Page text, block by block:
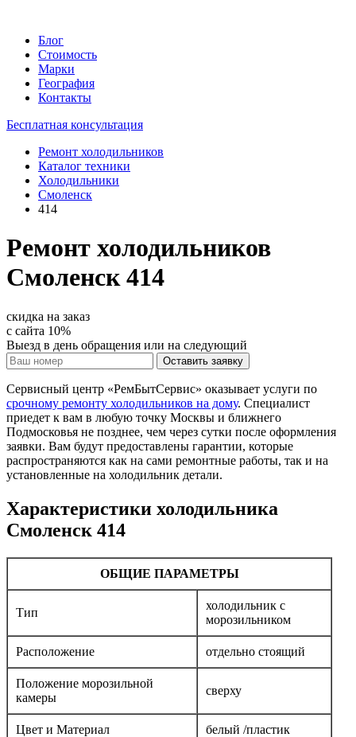
Блог
Стоимость
Марки
География
Контакты
Бесплатная консультация
Ремонт холодильников
Каталог техники
Холодильники
Смоленск
414
Ремонт холодильников
Смоленск 414
скидка на заказ
с сайта 10%
Выезд в день обращения или на следующий
Оставить заявку
Сервисный центр «РемБытСервис» оказывает услуги по
срочному ремонту холодильников на дому. Специалист
приедет к вам в любую точку Москвы и ближнего
Подмосковья не позднее, чем через сутки после оформления
заявки. Вам будут предоставлены гарантии, которые
распространяются как на сами ремонтные работы, так и на
установленные на холодильник детали.
Характеристики холодильника
Смоленск 414
ОБЩИЕ ПАРАМЕТРЫ
Тип
холодильник с
морозильником
Расположение отдельно стоящий
Положение морозильной
камеры
сверху
Цвет и Материал белый /пластик